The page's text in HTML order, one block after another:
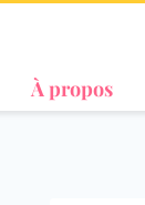
À propos